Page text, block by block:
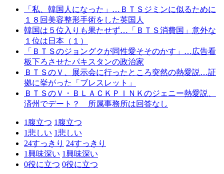
「私、韓国人になった」…ＢＴＳジミンに似るために
１８回美容整形手術をした英国人
韓国は５位入りも果たせず…「ＢＴＳ消費国」意外な
１位は日本（１）
「ＢＴＳのジョングクが同性愛そそのかす」…広告看
板下ろさせたパキスタンの政治家
ＢＴＳのＶ、展示会に行ったところ突然の熱愛説…証
拠に挙がった「ブレスレット」
ＢＴＳのＶ・ＢＬＡＣＫＰＩＮＫのジェニー熱愛説、
済州でデート？ 所属事務所は回答なし
1 腹立つ 1 腹立つ
1悲しい 1悲しい
24すっきり 24すっきり
1興味深い 1興味深い
0役に立つ 0役に立つ